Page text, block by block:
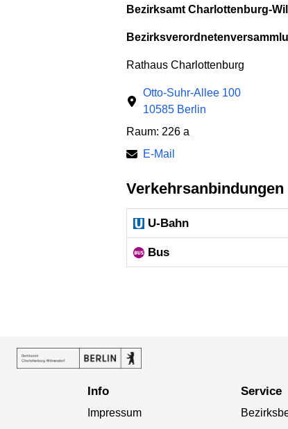
Bezirksamt Charlottenburg-
Rathaus Charlottenburg
Otto-Suhr-Allee 100
10585 Berlin
Raum: 226 a
E-Mail
Verkehrsanbindungen
U-Bahn
Bus
Info
Impressum
Service